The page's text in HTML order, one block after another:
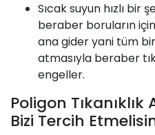
Sıcak suyun hızlı bir
beraber boruların
ana gider yani tüm
atmasıyla beraber
engeller.
Poligon
Bizi Tercih